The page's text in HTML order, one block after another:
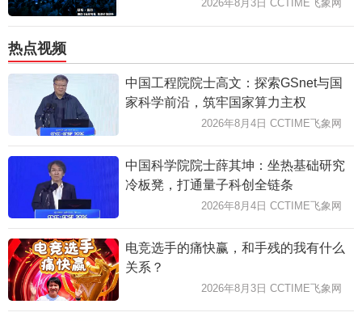
2026年8月3日 CCTIME飞象网
热点视频
中国工程院院士高文：探索GSnet与国
家科学前沿，筑牢国家算力主权
2026年8月4日 CCTIME飞象网
中国科学院院士薛其坤：坐热基础研究
冷板凳，打通量子科创全链条
2026年8月4日 CCTIME飞象网
电竞选手的痛快赢，和手残的我有什么
关系？
2026年8月3日 CCTIME飞象网